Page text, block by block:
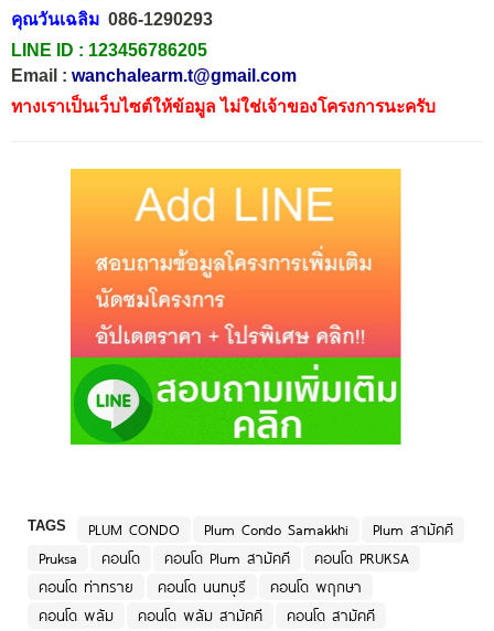
คุณวันเฉลิม 086-1290293
LINE ID : 123456786205
Email : wanchalearm.t@gmail.com
ทางเราเป็นเว็บไซต์ให้ข้อมูล ไม่ใช่เจ้าของโครงการนะครับ
TAGS PLUM CONDO Plum Condo Samakkhi
Plum สามัคคี
Pruksa
คอนโด คอนโด Plum สามัคคี
คอนโด PRUKSA
คอนโด ท่าทราย
คอนโด นนทบุรี
คอนโด พฤกษา
คอนโด พลัม
คอนโด พลัม สามัคคี
คอนโด สามัคคี